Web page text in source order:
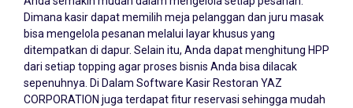
bisa mengelola pesanan melalui layar khusus yang
ditempatkan di dapur. Selain itu, Anda dapat menghitung HPP
dari setiap topping agar proses bisnis Anda bisa dilacak
sepenuhnya. Di Dalam Software Kasir Restoran YAZ
CORPORATION juga terdapat fitur reservasi sehingga mudah
untuk mengatur booking pelanggan.